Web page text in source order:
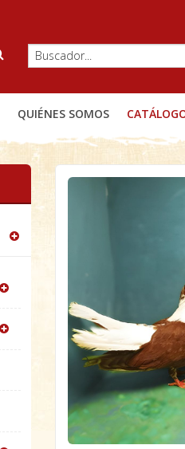
QUIÉNES SOMOS